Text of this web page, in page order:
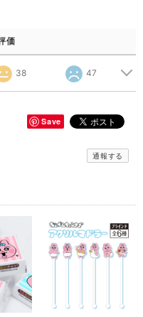
価
38 47
Save
通報する